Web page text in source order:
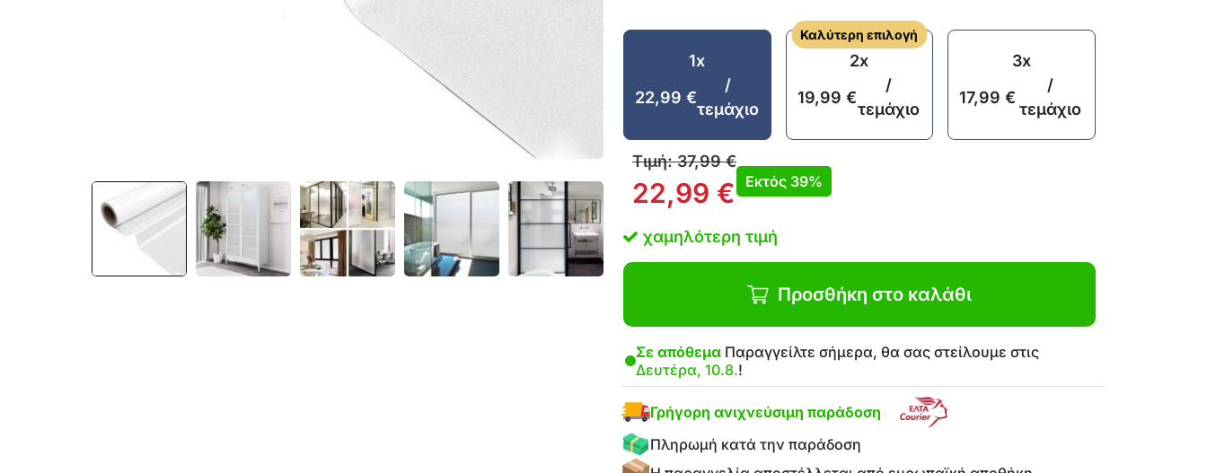
1x
22,99 €
/
τεμάχιο
Καλύτερη επιλογή
2x
19,99 €
/
τεμάχιο
3x
17,99€
/
τεμάχιο
Τιμή:37,99€
22,99 € Εκτός 39%
χαμηλότερη τιμή
Προσθήκη στο καλάθι
Σε απόθεμα Παραγγείλτε σήμερα, θα σας στείλουμε στις
Δευτέρα, 10.8.!
Γρήγορη ανιχνεύσιμη παράδοση
Πληρωμή κατά την παράδοση